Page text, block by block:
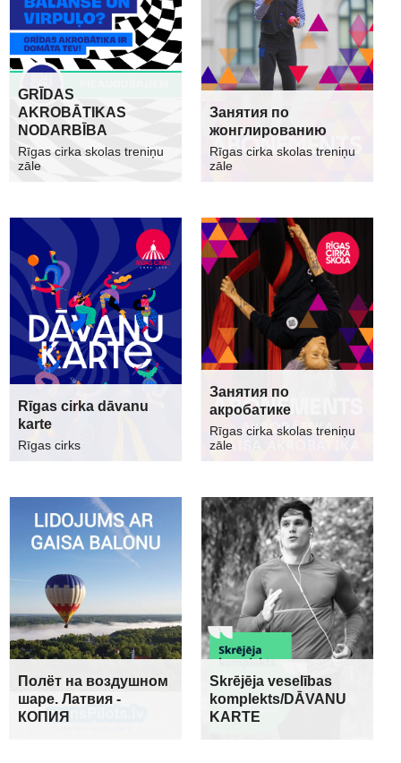
GRĪDAS
AKROBĀTIKAS
NODARBĪBA
Rīgas cirka skolas treniņu
zāle
Занятия по
жонглированию
Rīgas cirka skolas treniņu
zāle
Rīgas cirka dāvanu
karte
Rīgas cirks
Занятия по
акробатике
Rīgas cirka skolas treniņu
zāle
Полёт на воздушном
шаре. Латвия -
КОПИЯ
Skrējēja veselības
komplekts/DĀVANU
KARTE